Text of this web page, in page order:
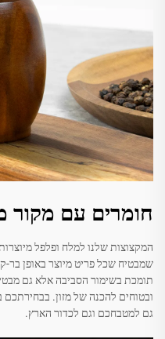
חומרים עם מקור
שמבטיח שכל פריט מיוצר באופן בר-
תומכת בשימור הסביבה אלא גם
ובטוחים להכנה של מזון.
גם למטבחכם וגם לכדור הארץ.